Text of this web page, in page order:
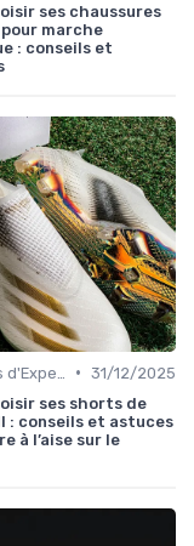
ses chaussures
marche
: conseils et
• 31/12/2025
ses shorts de
: conseils et astuces
à l’aise sur le